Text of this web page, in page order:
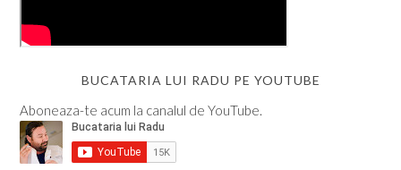
BUCATARIA LUI RADU PE YOUTUBE
Aboneaza-te acum la canalul de YouTube.